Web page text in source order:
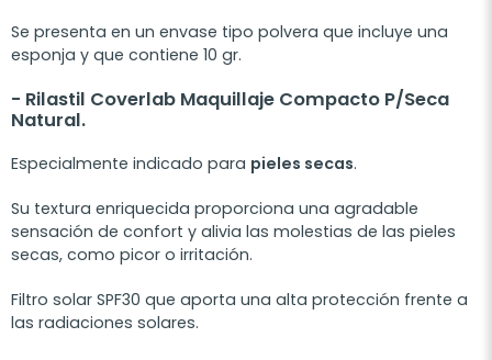
Se presenta en un envase tipo polvera que incluye una
esponja y que contiene 10 gr.
- Rilastil Coverlab Maquillaje Compacto P/Seca
Natural.
Especialmente indicado para pieles secas.
Su textura enriquecida proporciona una agradable
sensación de confort y alivia las molestias de las pieles
secas, como picor o irritación.
Filtro solar SPF30 que aporta una alta protección frente a
las radiaciones solares.